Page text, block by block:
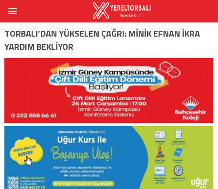
TORBALI’DAN YÜKSELEN ÇAĞRI: MINIK EFNAN İKRA
YARDIM BEKLIYOR